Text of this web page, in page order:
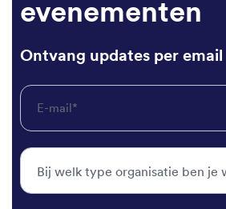
evenementen
Ontvang updates per email
E-mail*